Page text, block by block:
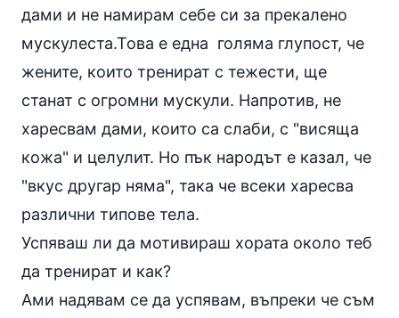
дами и не намирам себе си за прекалено
мускулеста.Това е една голяма глупост, че
жените, които тренират с тежести, ще
станат с огромни мускули. Напротив, не
харесвам дами, които са слаби, с "висяща
кожа" и целулит. Но пък народът е казал, че
"вкус другар няма", така че всеки харесва
различни типове тела.
Успяваш ли да мотивираш хората около теб
да тренират и как?
Ами надявам се да успявам, въпреки че съм